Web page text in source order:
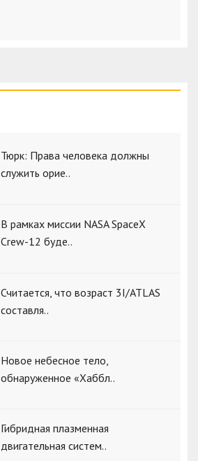
Тюрк: Права человека должны
служить орие..
В рамках миссии NASA SpaceX
Crew-12 буде..
Считается, что возраст 3I/ATLAS
составля..
Новое небесное тело,
обнаруженное «Хаббл..
Гибридная плазменная
двигательная систем..